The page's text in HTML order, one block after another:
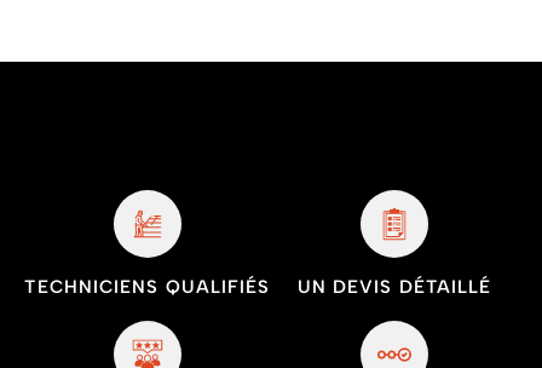
TECHNICIENS QUALIFIÉS UN DEVIS DÉTAILLÉ